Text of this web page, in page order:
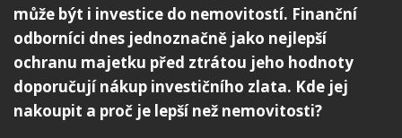
může být i investice do nemovitostí. Finanční
odborníci dnes jednoznačně jako nejlepší
ochranu majetku před ztrátou jeho hodnoty
doporučují nákup investičního zlata. Kde jej
nakoupit a proč je lepší než nemovitosti?